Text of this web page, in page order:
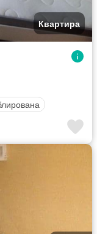
Квартира